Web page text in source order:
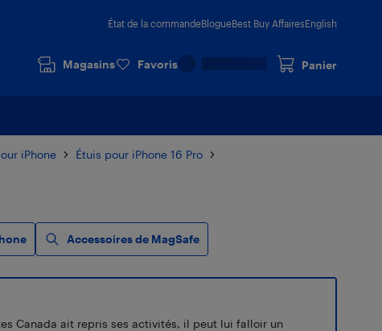
État de la commandeBlogueBest Buy AffairesEnglish
Magasins Favoris Panier
iPhone
Étuis pour iPhone 16 Pro
Accessoires de MagSafe
Canada ait repris ses activités, il peut lui falloir un